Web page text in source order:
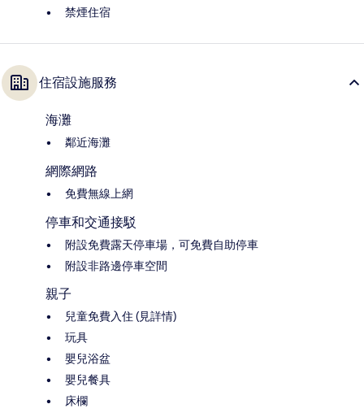
禁煙住宿
住宿設施服務
海灘
鄰近海灘
網際網路
免費無線上網
停車和交通接駁
附設免費露天停車場，可免費自助停車
附設非路邊停車空間
親子
兒童免費入住 (見詳情)
玩具
嬰兒浴盆
嬰兒餐具
床欄